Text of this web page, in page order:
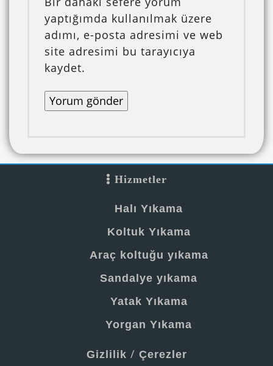
yaptığımda kullanılmak üzere
adımı, e-posta adresimi ve web
site adresimi bu tarayıcıya
kaydet.
Hizmetler
Halı Yıkama
Koltuk Yıkama
Araç koltuğu yıkama
Sandalye yıkama
Yatak Yıkama
Yorgan Yıkama
Gizlilik / Çerezler